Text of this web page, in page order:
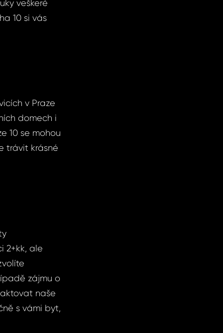
veškeré
10 si vás
v Praze
domech i
10 se mohou
trávit krásné
2+kk, ale
zájmu o
naše
s vámi byt,